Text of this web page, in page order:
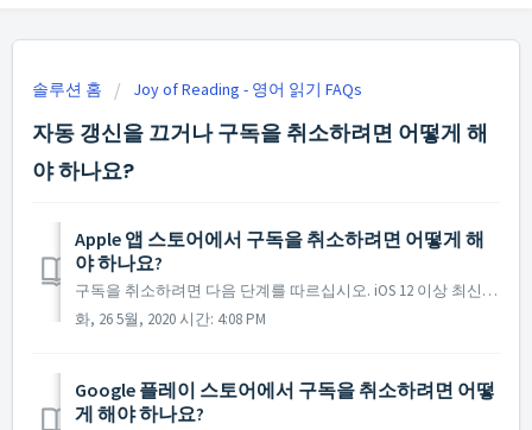
솔루션 홈 Joy of Reading - 영어 읽기 FAQs
자동 갱신을 끄거나 구독을 취소하려면 어떻게 해
야 하나요?
Apple 앱 스토어에서 구독을 취소하려면 어떻게 해
야 하나요?
구독을 취소하려면 다음 단계를 따르십시오. iOS 12 이상 최신 버전인 경우: App Store를 엽니다. 우측 상단의 사진을 탭합니다. 구독 관리'를 선택합니다. Joy of Reading 을 선택한 다음 ‘구독 취소’를 누릅니다. 이전 iOS...
화, 26 5월, 2020 시간: 4:08 PM
Google 플레이 스토어에서 구독을 취소하려면 어떻
게 해야 하나요?